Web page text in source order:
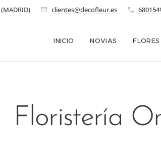
(MADRID) clientes@decofleur.es
INICIO NOVIAS FLORES
Floristería